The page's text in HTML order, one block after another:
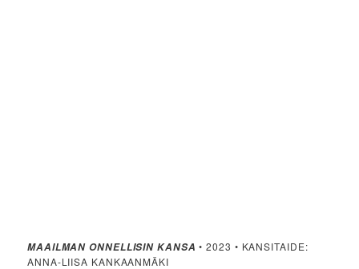
MAAILMAN ONNELLISIN KANSA • 2023 • KANSITAIDE:
ANNA-LIISA KANKAANMÄKI